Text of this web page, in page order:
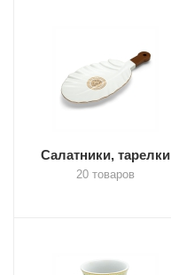
Салатники, тарелки
20 товаров